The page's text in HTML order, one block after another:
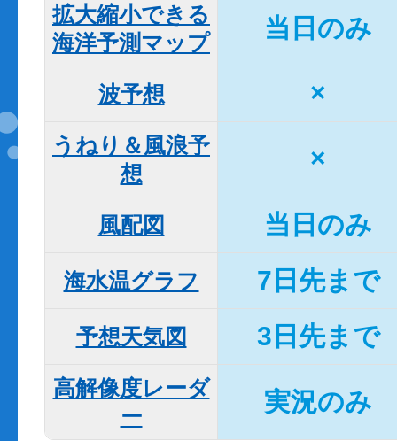
拡大縮小できる
海洋予測マップ
当日のみ
波予想 ×
うねり＆風浪予
想
×
風配図 当日のみ
海水温グラフ 7日先まで
予想天気図 3日先まで
高解像度レーダ
ー
実況のみ